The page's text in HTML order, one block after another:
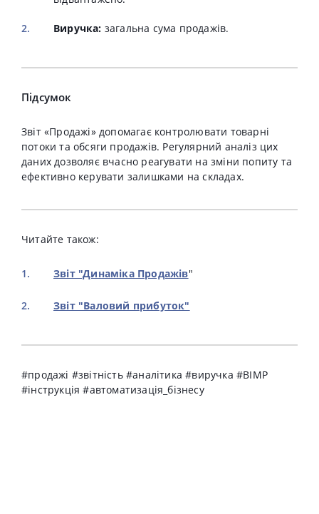
Виручка: загальна сума продажів.
Підсумок
Звіт «Продажі» допомагає контролювати товарні
потоки та обсяги продажів. Регулярний аналіз цих
даних дозволяє вчасно реагувати на зміни попиту та
ефективно керувати залишками на складах.
Читайте також:
Звіт "Динаміка Продажів"
Звіт "Валовий прибуток"
#продажі #звітність #аналітика #виручка #BIMP
#інструкція #автоматизація_бізнесу